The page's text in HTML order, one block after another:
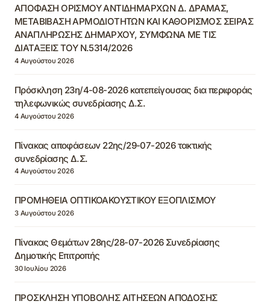
ΑΠΟΦΑΣΗ ΟΡΙΣΜΟΥ ΑΝΤΙΔΗΜΑΡΧΩΝ Δ. ΔΡΑΜΑΣ,
ΜΕΤΑΒΙΒΑΣΗ ΑΡΜΟΔΙΟΤΗΤΩΝ ΚΑΙ ΚΑΘΟΡΙΣΜΟΣ ΣΕΙΡΑΣ
ΑΝΑΠΛΗΡΩΣΗΣ ΔΗΜΑΡΧΟΥ, ΣΥΜΦΩΝΑ ΜΕ ΤΙΣ
ΔΙΑΤΑΞΕΙΣ ΤΟΥ Ν.5314/2026
4 Αυγούστου 2026
Πρόσκληση 23η/4-08-2026 κατεπείγουσας δια περιφοράς
τηλεφωνικώς συνεδρίασης Δ.Σ.
4 Αυγούστου 2026
Πίνακας αποφάσεων 22ης/29-07-2026 τακτικής
συνεδρίασης Δ.Σ.
4 Αυγούστου 2026
ΠΡΟΜΗΘΕΙΑ ΟΠΤΙΚΟΑΚΟΥΣΤΙΚΟΥ ΕΞΟΠΛΙΣΜΟΥ
3 Αυγούστου 2026
Πίνακας Θεμάτων 28ης/28-07-2026 Συνεδρίασης
Δημοτικής Επιτροπής
30 Ιουλίου 2026
ΠΡΟΣΚΛΗΣΗ ΥΠΟΒΟΛΗΣ ΑΙΤΗΣΕΩΝ ΑΠΟΔΟΣΗΣ